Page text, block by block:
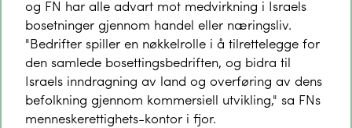
og FN har alle advart mot medvirkning i Israels
bosetninger gjennom handel eller næringsliv.
"Bedrifter spiller en nøkkelrolle i å tilrettelegge for
den samlede bosettingsbedriften, og bidra til
Israels inndragning av land og overføring av dens
befolkning gjennom kommersiell utvikling," sa FNs
menneskerettighets-kontor i fjor.